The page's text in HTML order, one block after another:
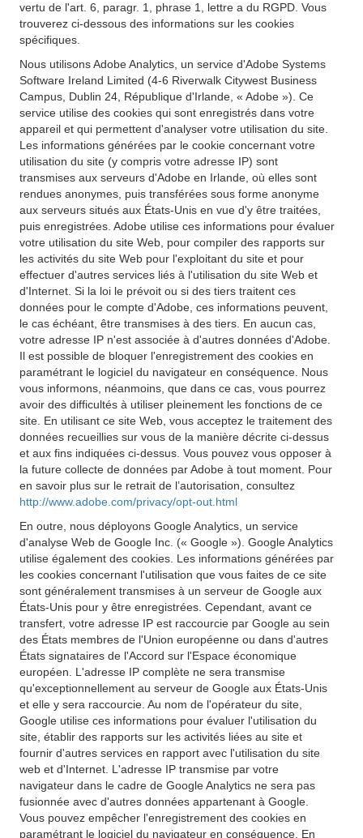
vertu de l'art. 6, paragr. 1, phrase 1, lettre a du RGPD. Vous
trouverez ci-dessous des informations sur les cookies
spécifiques.
Nous utilisons Adobe Analytics, un service d'Adobe Systems
Software Ireland Limited (4-6 Riverwalk Citywest Business
Campus, Dublin 24, République d'Irlande, « Adobe »). Ce
service utilise des cookies qui sont enregistrés dans votre
appareil et qui permettent d'analyser votre utilisation du site.
Les informations générées par le cookie concernant votre
utilisation du site (y compris votre adresse IP) sont
transmises aux serveurs d'Adobe en Irlande, où elles sont
rendues anonymes, puis transférées sous forme anonyme
aux serveurs situés aux États-Unis en vue d'y être traitées,
puis enregistrées. Adobe utilise ces informations pour évaluer
votre utilisation du site Web, pour compiler des rapports sur
les activités du site Web pour l'exploitant du site et pour
effectuer d'autres services liés à l'utilisation du site Web et
d'Internet. Si la loi le prévoit ou si des tiers traitent ces
données pour le compte d'Adobe, ces informations peuvent,
le cas échéant, être transmises à des tiers. En aucun cas,
votre adresse IP n'est associée à d'autres données d'Adobe.
Il est possible de bloquer l'enregistrement des cookies en
paramétrant le logiciel du navigateur en conséquence. Nous
vous informons, néanmoins, que dans ce cas, vous pourrez
avoir des difficultés à utiliser pleinement les fonctions de ce
site. En utilisant ce site Web, vous acceptez le traitement des
données recueillies sur vous de la manière décrite ci-dessus
et aux fins indiquées ci-dessus. Vous pouvez vous opposer à
la future collecte de données par Adobe à tout moment. Pour
en savoir plus sur le retrait de l’autorisation, consultez
http://www.adobe.com/privacy/opt-out.html
En outre, nous déployons Google Analytics, un service
d'analyse Web de Google Inc. (« Google »). Google Analytics
utilise également des cookies. Les informations générées par
les cookies concernant l'utilisation que vous faites de ce site
sont généralement transmises à un serveur de Google aux
États-Unis pour y être enregistrées. Cependant, avant ce
transfert, votre adresse IP est raccourcie par Google au sein
des États membres de l'Union européenne ou dans d'autres
États signataires de l'Accord sur l'Espace économique
européen. L'adresse IP complète ne sera transmise
qu'exceptionnellement au serveur de Google aux États-Unis
et elle y sera raccourcie. Au nom de l'opérateur du site,
Google utilise ces informations pour évaluer l'utilisation du
site, établir des rapports sur les activités liées au site et
fournir d'autres services en rapport avec l'utilisation du site
web et d'Internet. L'adresse IP transmise par votre
navigateur dans le cadre de Google Analytics ne sera pas
fusionnée avec d'autres données appartenant à Google.
Vous pouvez empêcher l'enregistrement des cookies en
paramétrant le logiciel du navigateur en conséquence. En